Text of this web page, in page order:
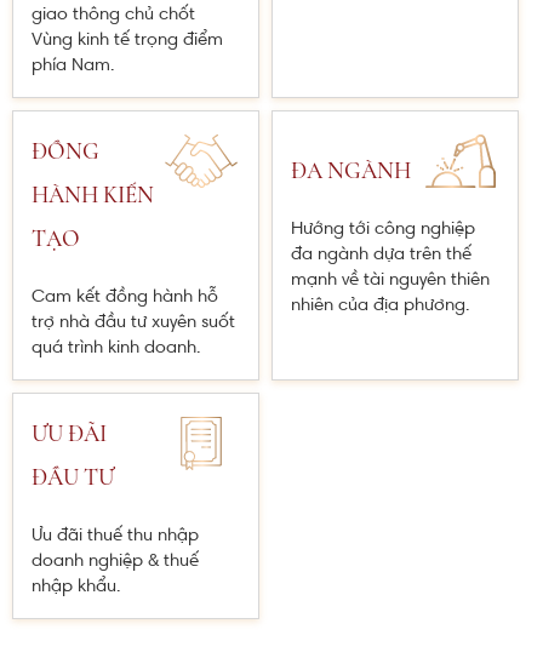
giao thông chủ chốt
Vùng kinh tế trọng điểm
phía Nam.
ĐỒNG
HÀNH KIẾN
TẠO
Cam kết đồng hành hỗ
trợ nhà đầu tư xuyên suốt
quá trình kinh doanh.
ĐA NGÀNH
Hướng tới công nghiệp
đa ngành dựa trên thế
mạnh về tài nguyên thiên
nhiên của địa phương.
ƯU ĐÃI
ĐẦU TƯ
Ưu đãi thuế thu nhập
doanh nghiệp & thuế
nhập khẩu.